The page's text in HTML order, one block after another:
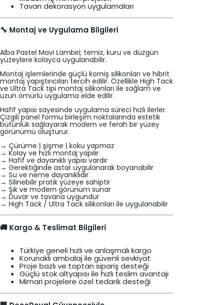
Tavan dekorasyon uygulamaları
🔧 Montaj ve Uygulama Bilgileri
Alba Pastel Mavi Lambiri; temiz, kuru ve düzgün
yüzeylere kolayca uygulanabilir.
Montaj işlemlerinde güçlü korniş silikonları ve hibrit
montaj yapıştırıcıları tercih edilir. Özellikle High Tack
ve Ultra Tack tipi montaj silikonları ile sağlam ve
uzun ömürlü uygulama elde edilir.
Hafif yapısı sayesinde uygulama süreci hızlı ilerler.
Çizgili panel formu birleşim noktalarında estetik
bütünlük sağlayarak modern ve ferah bir yüzey
görünümü oluşturur.
→ Çürüme | şişme | koku yapmaz
→ Kolay ve hızlı montaj yapılır
→ Hafif ve dayanıklı yapısı vardır
→ Gerektiğinde astar uygulanarak boyanabilir
→ Su ve neme dayanıklıdır
→ Silinebilir pratik yüzeye sahiptir
→ Şık ve modern görünüm sunar
→ Duvar ve tavana uygundur
→ High Tack / Ultra Tack silikonları ile uygulanabilir
🚚 Kargo & Teslimat Bilgileri
Türkiye geneli hızlı ve anlaşmalı kargo
Korunaklı ambalaj ile güvenli sevkiyat
Proje bazlı ve toptan sipariş desteği
Güçlü stok altyapısı ile hızlı teslim avantajı
Mimari projelere özel tedarik desteği